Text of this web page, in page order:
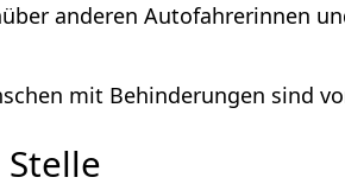
anderen Autofahrerinnen
mit Behinderungen sind